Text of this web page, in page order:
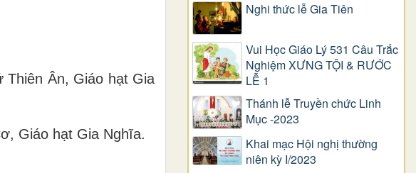
Thiên Ân, Giáo hạt Gia
Giáo hạt Gia Nghĩa.
Nghi thức lễ Gia Tiên
Vui Học Giáo Lý 531 Câu Trắc
Nghiệm XƯNG TỘI & RƯỚC
LỄ 1
Thánh lễ Truyền chức Linh
Mục -2023
Khai mạc Hội nghị thường
niên kỳ I/2023